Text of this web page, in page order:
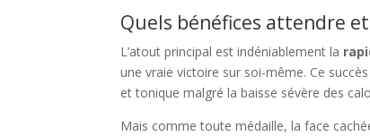
Quels bénéfices attendre
L’atout principal est indéniablement la
une vraie victoire sur soi-même. Ce
et tonique malgré la baisse sévère des
Mais comme toute médaille, la face